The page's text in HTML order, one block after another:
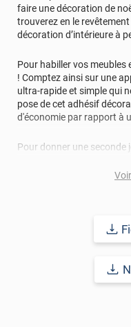
faire une décoration de
trouverez en le
décoration d’intérieure à
Pour habiller vos meubles
! Comptez ainsi sur une
ultra-rapide et simple qui
pose de cet adhésif
d'économie par rapport à
Pour donner une seconde
résistance à l’eau, à la
: 10 ans en
Afin de vous rendre